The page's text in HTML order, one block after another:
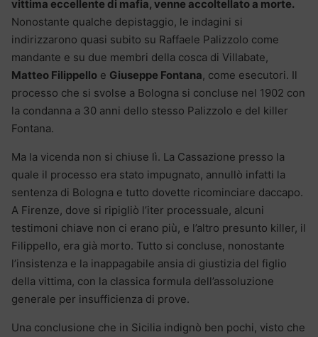
vittima eccellente di mafia, venne accoltellato a morte.
Nonostante qualche depistaggio, le indagini si
indirizzarono quasi subito su Raffaele Palizzolo come
mandante e su due membri della cosca di Villabate,
Matteo Filippello e Giuseppe Fontana, come esecutori. Il
processo che si svolse a Bologna si concluse nel 1902 con
la condanna a 30 anni dello stesso Palizzolo e del killer
Fontana.
Ma la vicenda non si chiuse lì. La Cassazione presso la
quale il processo era stato impugnato, annullò infatti la
sentenza di Bologna e tutto dovette ricominciare daccapo.
A Firenze, dove si ripigliò l’iter processuale, alcuni
testimoni chiave non ci erano più, e l’altro presunto killer, il
Filippello, era già morto. Tutto si concluse, nonostante
l’insistenza e la inappagabile ansia di giustizia del figlio
della vittima, con la classica formula dell’assoluzione
generale per insufficienza di prove.
Una conclusione che in Sicilia indignò ben pochi, visto che